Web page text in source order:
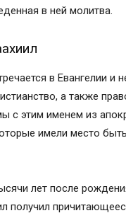
в ней молитва.
в Евангелии и
а также
с этим именем из
имели место
лет после
получил